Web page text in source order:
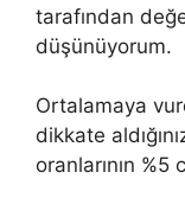
tarafından
düşünüyorum.
Ortalamaya
dikkate
oranlarının